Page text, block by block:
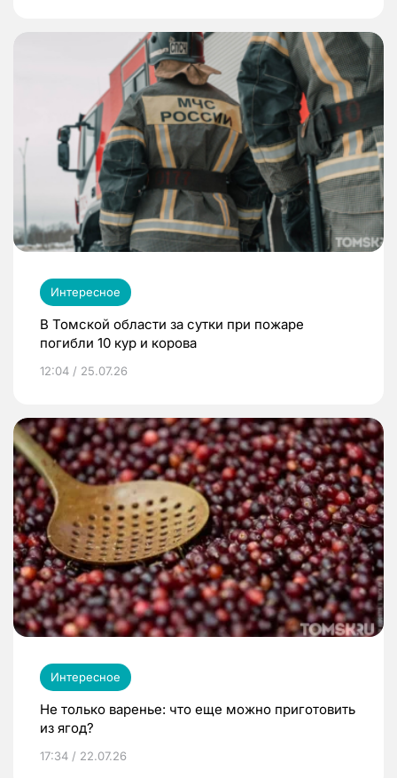
Интересное
В Томской области за сутки при пожаре
погибли 10 кур и корова
12:04 / 25.07.26
Интересное
Не только варенье: что еще можно приготовить
из ягод?
17:34 / 22.07.26